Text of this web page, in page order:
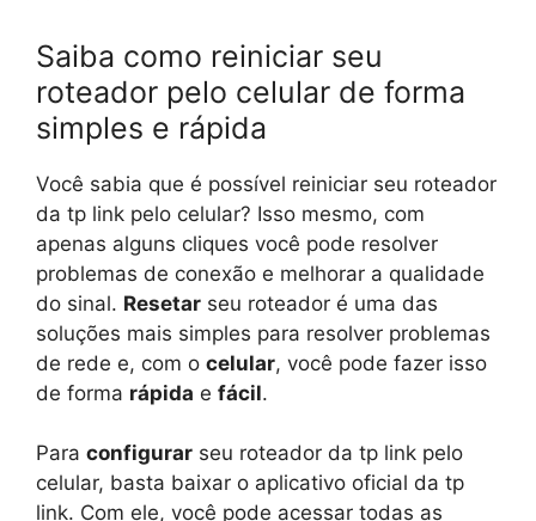
Saiba como reiniciar seu
roteador pelo celular de forma
simples e rápida
Você sabia que é possível reiniciar seu roteador
da tp link pelo celular? Isso mesmo, com
apenas alguns cliques você pode resolver
problemas de conexão e melhorar a qualidade
do sinal. Resetar seu roteador é uma das
soluções mais simples para resolver problemas
de rede e, com o celular, você pode fazer isso
de forma rápida e fácil.
Para configurar seu roteador da tp link pelo
celular, basta baixar o aplicativo oficial da tp
link. Com ele, você pode acessar todas as